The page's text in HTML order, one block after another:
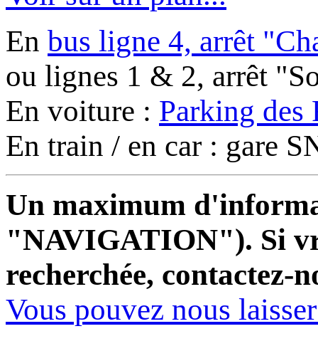
En bus ligne 4, arrêt
ou lignes 1 & 2, arrêt
En voiture : Parking des
En train / en car : gare
Un maximum
"NAVIGATION"). Si
recherchée, contactez-
Vous pouvez nous